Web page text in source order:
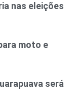
nas eleições
moto e
será